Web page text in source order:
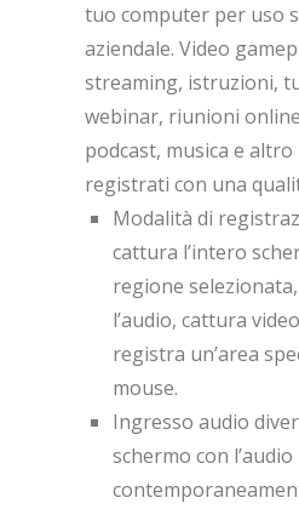
tuo computer per uso
aziendale. Video
streaming, istruzioni,
webinar, riunioni
podcast, musica e
registrati con una
Modalità di
cattura l’intero
regione
l’audio, cattura
registra un’area
mouse.
Ingresso audio
schermo con l’audio